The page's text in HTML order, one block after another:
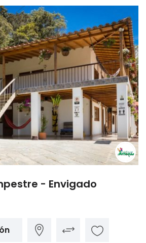
- Envigado